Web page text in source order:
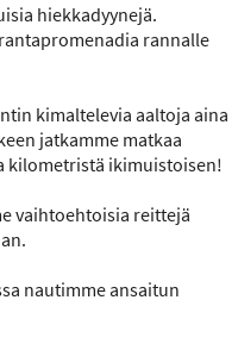
hiekkadyynejä.
rannalle
kimaltelevia aaltoja aina
jatkamme matkaa
kilometristä ikimuistoisen!
vaihtoehtoisia reittejä
nautimme ansaitun